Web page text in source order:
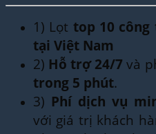
1) Lọt top 10
tại Việt Nam
2) Hỗ trợ 24/7 và
trong 5 phút.
3) Phí dịch vụ
với giá trị khách